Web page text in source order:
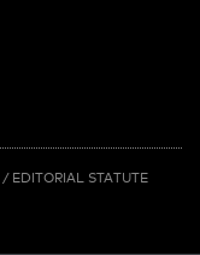
(PDF)
/ EDITORIAL STATUTE(PDF)